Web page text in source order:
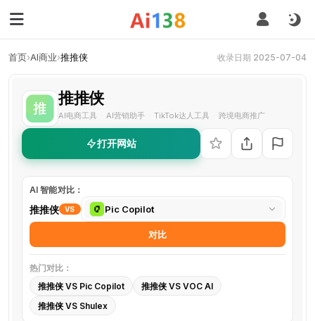
首页›AI商业›推推侠 收录日期 2025-07-04
推推侠
AI电商工具 AI营销助手 TikTok达人工具 跨境电商推广
打开网站
AI 智能对比：
推推侠 VS
选
择
具
Pic Copilot
对比
热门对比：
推推侠 VS Pic Copilot
推推侠 VS VOC AI
推推侠 VS Shulex